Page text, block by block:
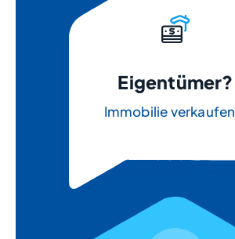
Eigentümer?
Immobilie verkaufen